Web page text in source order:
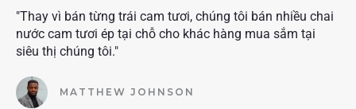
"Thay vì bán từng trái cam tươi, chúng tôi bán nhiều chai
nước cam tươi ép tại chỗ cho khác hàng mua sắm tại
siêu thị chúng tôi."
MATTHEW JOHNSON